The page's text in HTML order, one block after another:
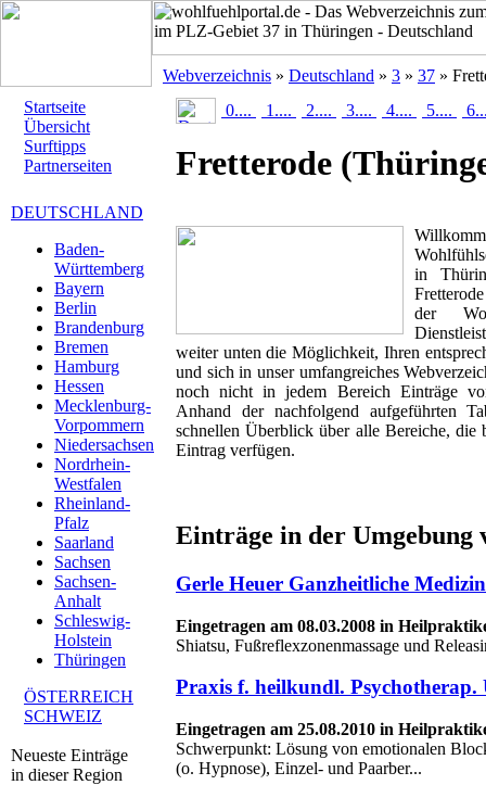
Webverzeichnis » Deutschland » 3 » 37 »
Startseite
Übersicht
Surftipps
Partnerseiten
DEUTSCHLAND
Baden-
Württemberg
Bayern
Berlin
Brandenburg
Bremen
Hamburg
Hessen
Mecklenburg-
Vorpommern
Niedersachsen
Nordrhein-
Westfalen
Rheinland-
Pfalz
Saarland
Sachsen
Sachsen-
Anhalt
Schleswig-
Holstein
Thüringen
ÖSTERREICH
SCHWEIZ
Neueste Einträge
in dieser Region
0.... 1.... 2.... 3.... 4.... 5....
Fretterode
in
der
weiter unten die Möglichkeit, Ihren
und sich in unser umfangreiches
noch nicht in jedem Bereich Einträge
Anhand der nachfolgend aufgeführten
schnellen Überblick über alle Bereiche, die
Eintrag verfügen.
Einträge in der Umgebung
Gerle Heuer Ganzheitliche
Eingetragen am 08.03.2008 in
Shiatsu, Fußreflexzonenmassage und
Praxis f. heilkundl. Psychotherap.
Eingetragen am 25.08.2010 in
Schwerpunkt: Lösung von emotionalen
(o. Hypnose), Einzel- und Paarber...